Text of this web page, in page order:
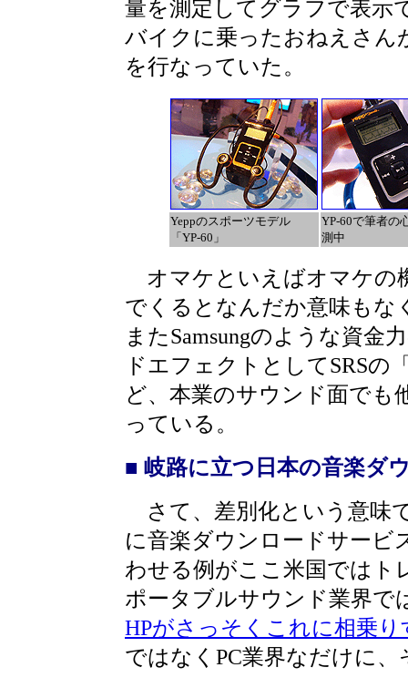
量を測定してグラフで表示
バイクに乗ったおねえさん
を行なっていた。
Yeppのスポーツモデル
「YP-60」
YP-60で筆者の
測中
オマケといえばオマケの
でくるとなんだか意味もな
またSamsungのような資金
ドエフェクトとしてSRSの
ど、本業のサウンド面でも
っている。
■ 岐路に立つ日本の音楽ダ
さて、差別化という意味
に音楽ダウンロードサービ
わせる例がここ米国ではト
ポータブルサウンド業界で
HPがさっそくこれに相乗り
ではなくPC業界なだけに